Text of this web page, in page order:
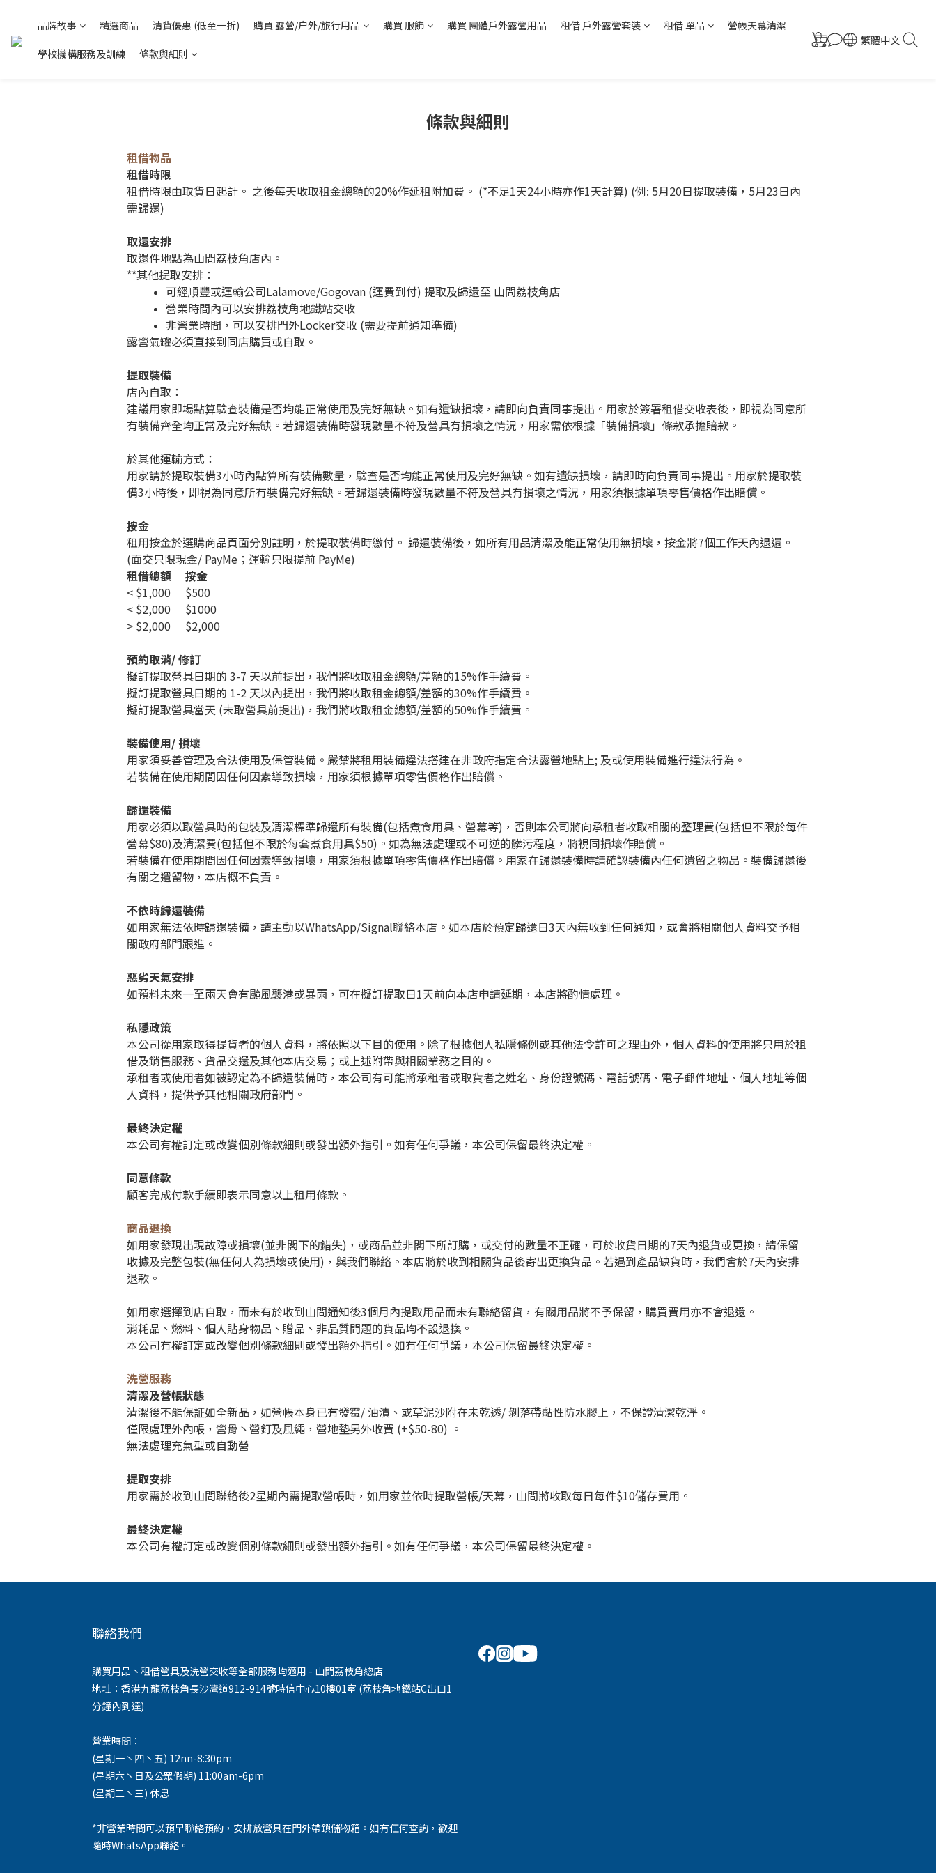
品牌故事 精選商品 清貨優惠 (低至一折) 購買 露營/户外/旅行用品 購買 服飾 購買 團體戶外露營用品 租借 戶外露營套裝 租借 單品 營帳天幕清潔
學校機構服務及訓練 條款與細則
繁體中文
條款與細則
租借物品
租借時限
租借時限由取貨日起計。 之後每天收取租金總額的20%作延租附加費。 (*不足1天24小時亦作1天計算) (例: 5月20日提取裝備，5月23日內
需歸還)
取還安排
取還件地點為山問荔枝角店內。
**其他提取安排：
可經順豐或運輸公司Lalamove/Gogovan (運費到付) 提取及歸還至 山問荔枝角店
營業時間內可以安排荔枝角地鐵站交收
非營業時間，可以安排門外Locker交收 (需要提前通知準備)
露營氣罐必須直接到同店購買或自取。
提取裝備
店內自取：
建議用家即場點算驗查裝備是否均能正常使用及完好無缺。如有遺缺損壞，請即向負責同事提出。用家於簽署租借交收表後，即視為同意所
有裝備齊全均正常及完好無缺。若歸還裝備時發現數量不符及營具有損壞之情況，用家需依根據「裝備損壞」條款承擔賠款。
於其他運輸方式：
用家請於提取裝備3小時內點算所有裝備數量，驗查是否均能正常使用及完好無缺。如有遺缺損壞，請即時向負責同事提出。用家於提取裝
備3小時後，即視為同意所有裝備完好無缺。若歸還裝備時發現數量不符及營具有損壞之情況，用家須根據單項零售價格作出賠償。
按金
租用按金於選購商品頁面分別註明，於提取裝備時繳付。 歸還裝備後，如所有用品清潔及能正常使用無損壞，按金將7個工作天內退還。
(面交只限現金/ PayMe；運輸只限提前 PayMe)
租借總額 按金
< $1,000
$500
< $2,000
$1000
> $2,000 $2,000
預約取消/ 修訂
擬訂提取營具日期的 3-7 天以前提出，我們將收取租金總額/差額的15%作手續費。
擬訂提取營具日期的 1-2 天以內提出，我們將收取租金總額/差額的30%作手續費。
擬訂提取營具當天 (未取營具前提出)，我們將收取租金總額/差額的50%作手續費。
裝備使用/ 損壞
用家須妥善管理及合法使用及保管裝備。嚴禁將租用裝備違法搭建在非政府指定合法露營地點上; 及或使用裝備進行違法行為。
若裝備在使用期間因任何因素導致損壞，用家須根據單項零售價格作出賠償。
歸還裝備
用家必須以取營具時的包裝及清潔標準歸還所有裝備(包括煮食用具、營幕等)，否則本公司將向承租者收取相關的整理費(包括但不限於每件
營幕$80)及清潔費(包括但不限於每套煮食用具$50)。如為無法處理或不可逆的髒污程度，將視同損壞作賠償。
若裝備在使用期間因任何因素導致損壞，用家須根據單項零售價格作出賠償。用家在歸還裝備時請確認裝備內任何遺留之物品。裝備歸還後
有關之遺留物，本店概不負責。
不依時歸還裝備
如用家無法依時歸還裝備，請主動以WhatsApp/Signal聯絡本店。如本店於預定歸還日3天內無收到任何通知，或會將相關個人資料交予相
關政府部門跟進。
惡劣天氣安排
如預料未來一至兩天會有颱風襲港或暴雨，可在擬訂提取日1天前向本店申請延期，本店將酌情處理。
私隱政策
本公司從用家取得提貨者的個人資料，將依照以下目的使用。除了根據個人私隱條例或其他法令許可之理由外，個人資料的使用將只用於租
借及銷售服務、貨品交還及其他本店交易；或上述附帶與相關業務之目的。
承租者或使用者如被認定為不歸還裝備時，本公司有可能將承租者或取貨者之姓名、身份證號碼、電話號碼、電子郵件地址、個人地址等個
人資料，提供予其他相關政府部門。
最終決定權
本公司有權訂定或改變個別條款細則或發出額外指引。如有任何爭議，本公司保留最終決定權。
同意條款
顧客完成付款手續即表示同意以上租用條款。
商品退換
如用家發現出現故障或損壞(並非閣下的錯失)，或商品並非閣下所訂購，或交付的數量不正確，可於收貨日期的7天內退貨或更換，請保留
收據及完整包裝(無任何人為損壞或使用)，與我們聯絡。本店將於收到相關貨品後寄出更換貨品。若遇到產品缺貨時，我們會於7天內安排
退款。
如用家選擇到店自取，而未有於收到山問通知後3個月內提取用品而未有聯絡留貨，有關用品將不予保留，購買費用亦不會退還。
消耗品、燃料、個人貼身物品、贈品、非品質問題的貨品均不設退換。
本公司有權訂定或改變個別條款細則或發出額外指引。如有任何爭議，本公司保留最終決定權。
洗營服務
清潔及營帳狀態
清潔後不能保証如全新品，如營帳本身已有發霉/ 油漬、或草泥沙附在未乾透/ 剝落帶黏性防水膠上，不保證清潔乾淨。
僅限處理外內帳，營骨丶營釘及風繩，營地墊另外收費 (+$50-80) 。
無法處理充氣型或自動營
提取安排
用家需於收到山問聯絡後2星期內需提取營帳時，如用家並依時提取營帳/天幕，山問將收取每日每件$10儲存費用。
最終決定權
本公司有權訂定或改變個別條款細則或發出額外指引。如有任何爭議，本公司保留最終決定權。
聯絡我們
購買用品丶租借營具及洗營交收等全部服務均適用 - 山問荔枝角總店
地址：香港九龍荔枝角長沙灣道912-914號時信中心10樓01室 (荔枝角地鐵站C出口1
分鐘內到達)
營業時間：
(星期一丶四丶五) 12nn-8:30pm
(星期六丶日及公眾假期) 11:00am-6pm
(星期二丶三) 休息
*非營業時間可以預早聯絡預約，安排放營具在門外帶鎖儲物箱。如有任何查詢，歡迎
隨時WhatsApp聯絡。